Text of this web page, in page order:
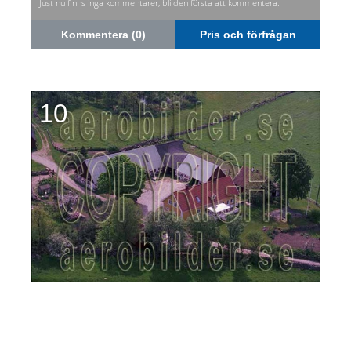
Just nu finns inga kommentarer, bli den första att kommentera.
Kommentera (0) Pris och förfrågan
10